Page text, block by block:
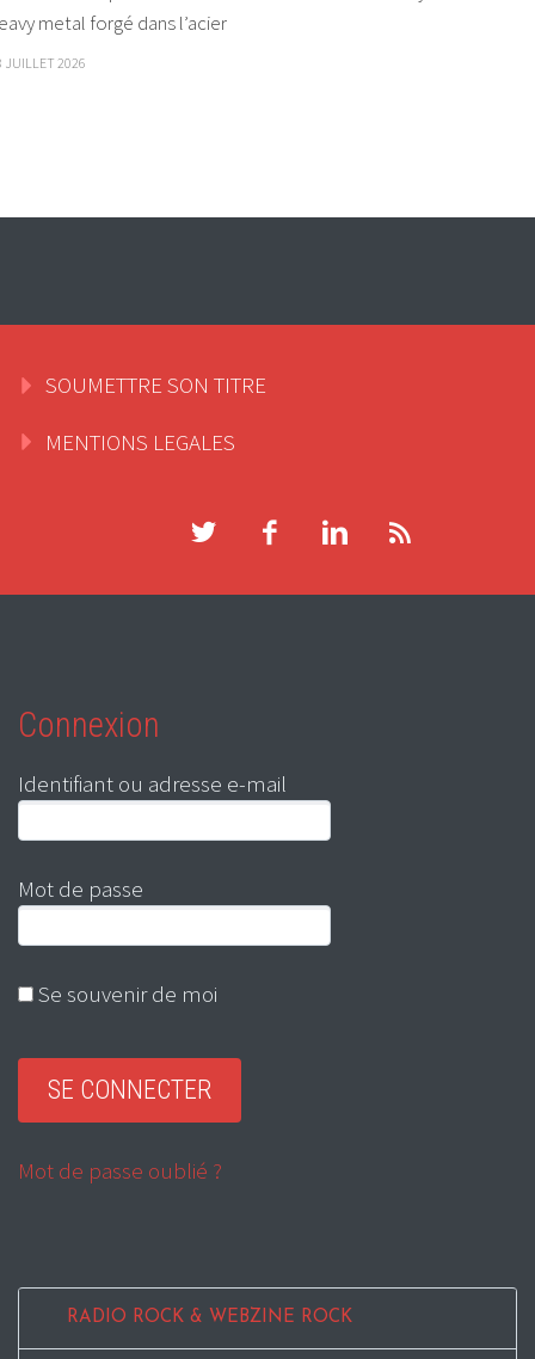
metal forgé dans l’acier
JUILLET 2026
SOUMETTRE SON TITRE
MENTIONS LEGALES
Connexion
Identifiant ou adresse e-mail
Mot de passe
Se souvenir de moi
Mot de passe oublié ?
RADIO ROCK & WEBZINE ROCK